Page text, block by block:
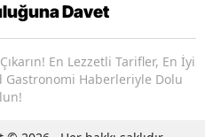
Davet
En Lezzetli Tarifler, En İyi
Gastronomi Haberleriyle Dolu